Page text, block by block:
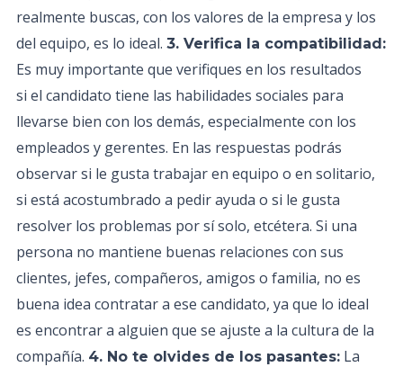
realmente buscas, con los valores de la empresa y los
del equipo, es lo ideal. 3. Verifica la compatibilidad:
Es muy importante que verifiques en los resultados
si el candidato tiene las habilidades sociales para
llevarse bien con los demás, especialmente con los
empleados y gerentes. En las respuestas podrás
observar si le gusta trabajar en equipo o en solitario,
si está acostumbrado a pedir ayuda o si le gusta
resolver los problemas por sí solo, etcétera. Si una
persona no mantiene buenas relaciones con sus
clientes, jefes, compañeros, amigos o familia, no es
buena idea contratar a ese candidato, ya que lo ideal
es encontrar a alguien que se ajuste a la cultura de la
compañía. 4. No te olvides de los pasantes: La